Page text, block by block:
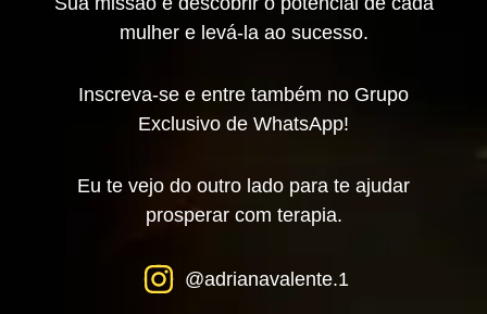
mulher e levá-la ao sucesso.
Inscreva-se e entre também no Grupo
Exclusivo de WhatsApp!
Eu te vejo do outro lado para te ajudar
prosperar com terapia.
@adrianavalente.1